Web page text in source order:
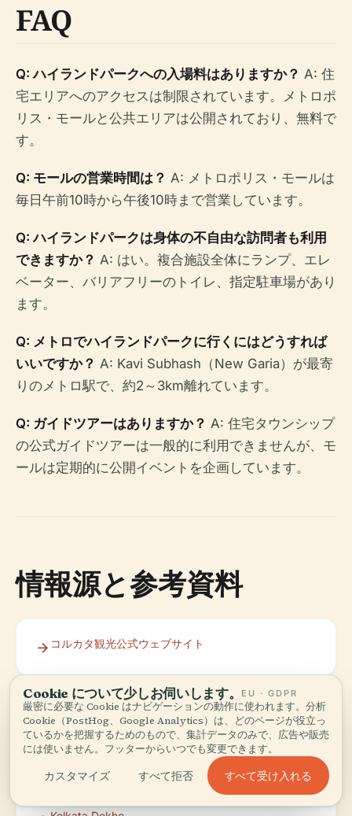
FAQ
Q: ハイランドパークへの入場料はありますか？ A: 住
宅エリアへのアクセスは制限されています。メトロポ
リス・モールと公共エリアは公開されており、無料で
す。
Q: モールの営業時間は？ A: メトロポリス・モールは
毎日午前10時から午後10時まで営業しています。
Q: ハイランドパークは身体の不自由な訪問者も利用
できますか？ A: はい。複合施設全体にランプ、エレ
ベーター、バリアフリーのトイレ、指定駐車場があり
ます。
Q: メトロでハイランドパークに行くにはどうすれば
いいですか？ A: Kavi Subhash（New Garia）が最寄
りのメトロ駅で、約2～3km離れています。
Q: ガイドツアーはありますか？ A: 住宅タウンシップ
の公式ガイドツアーは一般的に利用できませんが、モ
ールは定期的に公開イベントを企画しています。
情報源と参考資料
コルカタ観光公式ウェブサイト
ハイランド・グループウェブサイト
Tripoto: Kolkata
Cookie について少しお伺いします。 EU · GDPR
厳密に必要な Cookie はナビゲーションの動作に使われます。分析
Cookie（PostHog、Google Analytics）は、どのページが役立っ
ているかを把握するためのもので、集計データのみで、広告や販売
には使いません。フッターからいつでも変更できます。
カスタマイズ すべて拒否 すべて受け入れる